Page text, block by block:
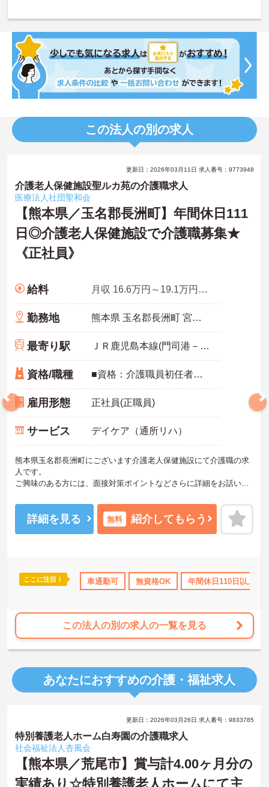
この法人の別の求人
年間休日110日以上 産休･育休･介護休暇取得実績あり ボーナス
更新日：2026年03月11日 求人番号：9773948
介護老人保健施設聖ルカ苑の介護職求人
医療法人社団聖和会
【熊本県／玉名郡長洲町】年間休日111
日◎介護老人保健施設で介護職募集★
《正社員》
給料 月収 16.6万円～19.1万円基本給：14～15.5万円＋諸手当（職務＋介護処遇）
勤務地 熊本県 玉名郡長洲町 宮野2772‐10
最寄り駅 ＪＲ鹿児島本線(門司港－八代)「大野下駅」バス・車9分
資格/職種 ■資格：介護職員初任者研修／実務者研修／介護福祉士 いずれかの資格ある方 ■経験：介護事業所での介護経験 必須
雇用形態 正社員(正職員)
サービス デイケア（通所リハ）
熊本県玉名郡長洲町にございます介護老人保健施設にて介護職の求
人です。
ご興味のある方には、面接対策ポイントなどさらに詳細をお話いた
詳細を見る 無料 紹介してもらう
ここに注目！ 車通勤可 無資格OK 年間休日110日以上
この法人の別の求人の一覧を見る
あなたにおすすめの介護・福祉求人
更新日：2026年03月26日 求人番号：9833785
特別養護老人ホーム白寿園の介護職求人
社会福祉法人杏風会
【熊本県／荒尾市】賞与計4.00ヶ月分の
実績あり☆特別養護老人ホームにて主